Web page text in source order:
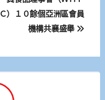
Ｃ）１０餘個亞洲區會員
機構共襄盛舉